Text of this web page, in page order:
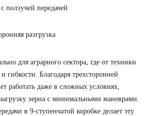
ползучей передачей
разгрузка
для аграрного сектора, где от техники
гибкости. Благодаря трехсторонней
работать даже в сложных условиях,
зерна с минимальными маневрами.
в 9-ступенчатой коробке делает эту